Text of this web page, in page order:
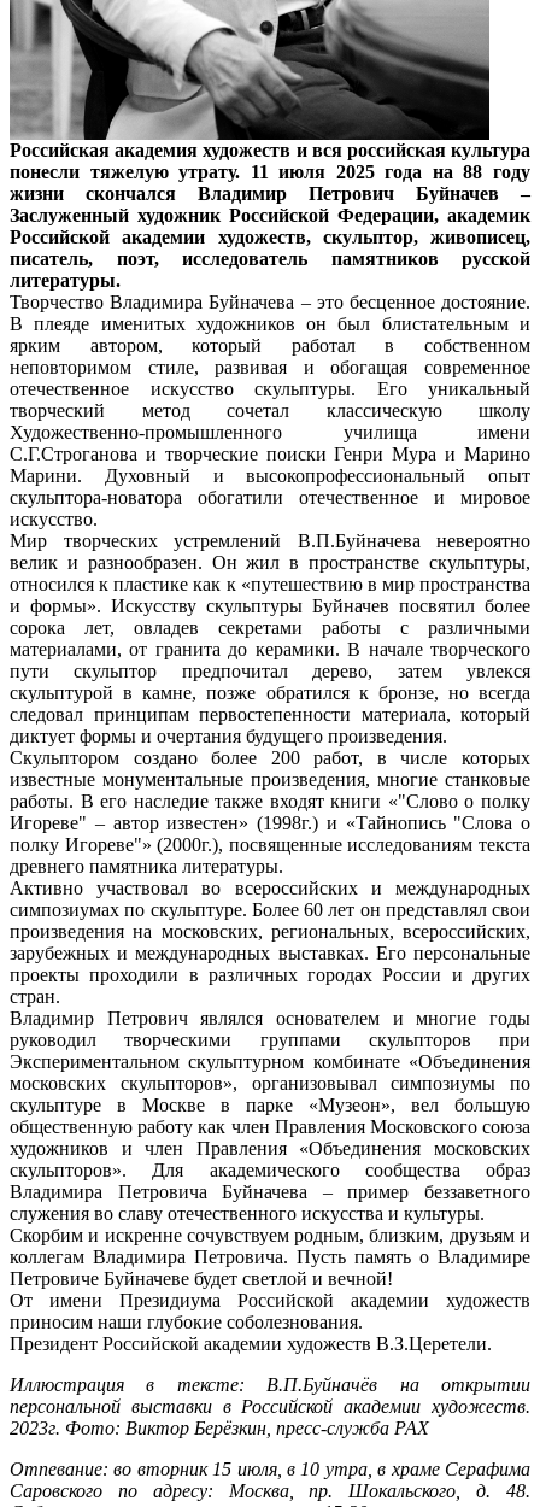
Российская академия художеств и вся российская культура
понесли тяжелую утрату. 11 июля 2025 года на 88 году
жизни скончался Владимир Петрович Буйначев –
Заслуженный художник Российской Федерации, академик
Российской академии художеств, скульптор, живописец,
писатель, поэт, исследователь памятников русской
литературы.
Творчество Владимира Буйначева – это бесценное достояние.
В плеяде именитых художников он был блистательным и
ярким автором, который работал в собственном
неповторимом стиле, развивая и обогащая современное
отечественное искусство скульптуры. Его уникальный
творческий метод сочетал классическую школу
Художественно-промышленного училища имени
С.Г.Строганова и творческие поиски Генри Мура и Марино
Марини. Духовный и высокопрофессиональный опыт
скульптора-новатора обогатили отечественное и мировое
искусство.
Мир творческих устремлений В.П.Буйначева невероятно
велик и разнообразен. Он жил в пространстве скульптуры,
относился к пластике как к «путешествию в мир пространства
и формы». Искусству скульптуры Буйначев посвятил более
сорока лет, овладев секретами работы с различными
материалами, от гранита до керамики. В начале творческого
пути скульптор предпочитал дерево, затем увлекся
скульптурой в камне, позже обратился к бронзе, но всегда
следовал принципам первостепенности материала, который
диктует формы и очертания будущего произведения.
Скульптором создано более 200 работ, в числе которых
известные монументальные произведения, многие станковые
работы. В его наследие также входят книги «"Слово о полку
Игореве" – автор известен» (1998г.) и «Тайнопись "Слова о
полку Игореве"» (2000г.), посвященные исследованиям текста
древнего памятника литературы.
Активно участвовал во всероссийских и международных
симпозиумах по скульптуре. Более 60 лет он представлял свои
произведения на московских, региональных, всероссийских,
зарубежных и международных выставках. Его персональные
проекты проходили в различных городах России и других
стран.
Владимир Петрович являлся основателем и многие годы
руководил творческими группами скульпторов при
Экспериментальном скульптурном комбинате «Объединения
московских скульпторов», организовывал симпозиумы по
скульптуре в Москве в парке «Музеон», вел большую
общественную работу как член Правления Московского союза
художников и член Правления «Объединения московских
скульпторов». Для академического сообщества образ
Владимира Петровича Буйначева – пример беззаветного
служения во славу отечественного искусства и культуры.
Скорбим и искренне сочувствуем родным, близким, друзьям и
коллегам Владимира Петровича. Пусть память о Владимире
Петровиче Буйначеве будет светлой и вечной!
От имени Президиума Российской академии художеств
приносим наши глубокие соболезнования.
Президент Российской академии художеств В.З.Церетели.
Иллюстрация в тексте: В.П.Буйначёв на открытии
персональной выставки в Российской академии художеств.
2023г. Фото: Виктор Берёзкин, пресс-служба РАХ
Отпевание: во вторник 15 июля, в 10 утра, в храме Серафима
Саровского по адресу: Москва, пр. Шокальского, д. 48.